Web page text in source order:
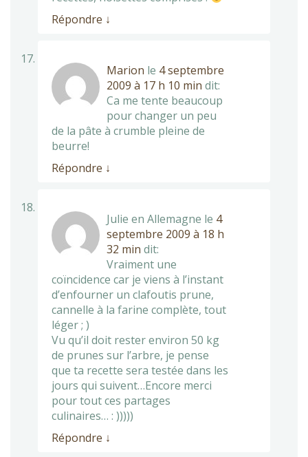
Répondre ↓
Marion le 4 septembre
2009 à 17 h 10 min dit:
Ca me tente beaucoup
pour changer un peu
de la pâte à crumble pleine de
beurre!
Répondre ↓
Julie en Allemagne le 4
septembre 2009 à 18 h
32 min dit:
Vraiment une
coïncidence car je viens à l’instant
d’enfourner un clafoutis prune,
cannelle à la farine complète, tout
léger ; )
Vu qu’il doit rester environ 50 kg
de prunes sur l’arbre, je pense
que ta recette sera testée dans les
jours qui suivent…Encore merci
pour tout ces partages
culinaires… : )))))
Répondre ↓